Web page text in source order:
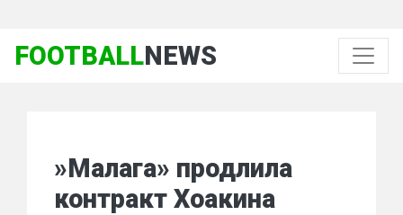
FOOTBALLNEWS
»Малага» продлила
контракт Хоакина